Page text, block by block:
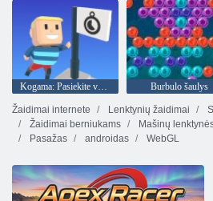
Kogama: Pasiekite vėliavą Burbulo šaulys
Žaidimai internete
Lenktynių žaidimai
Žaidimai berniukams
Mašinų
Pasažas
androidas WebGL